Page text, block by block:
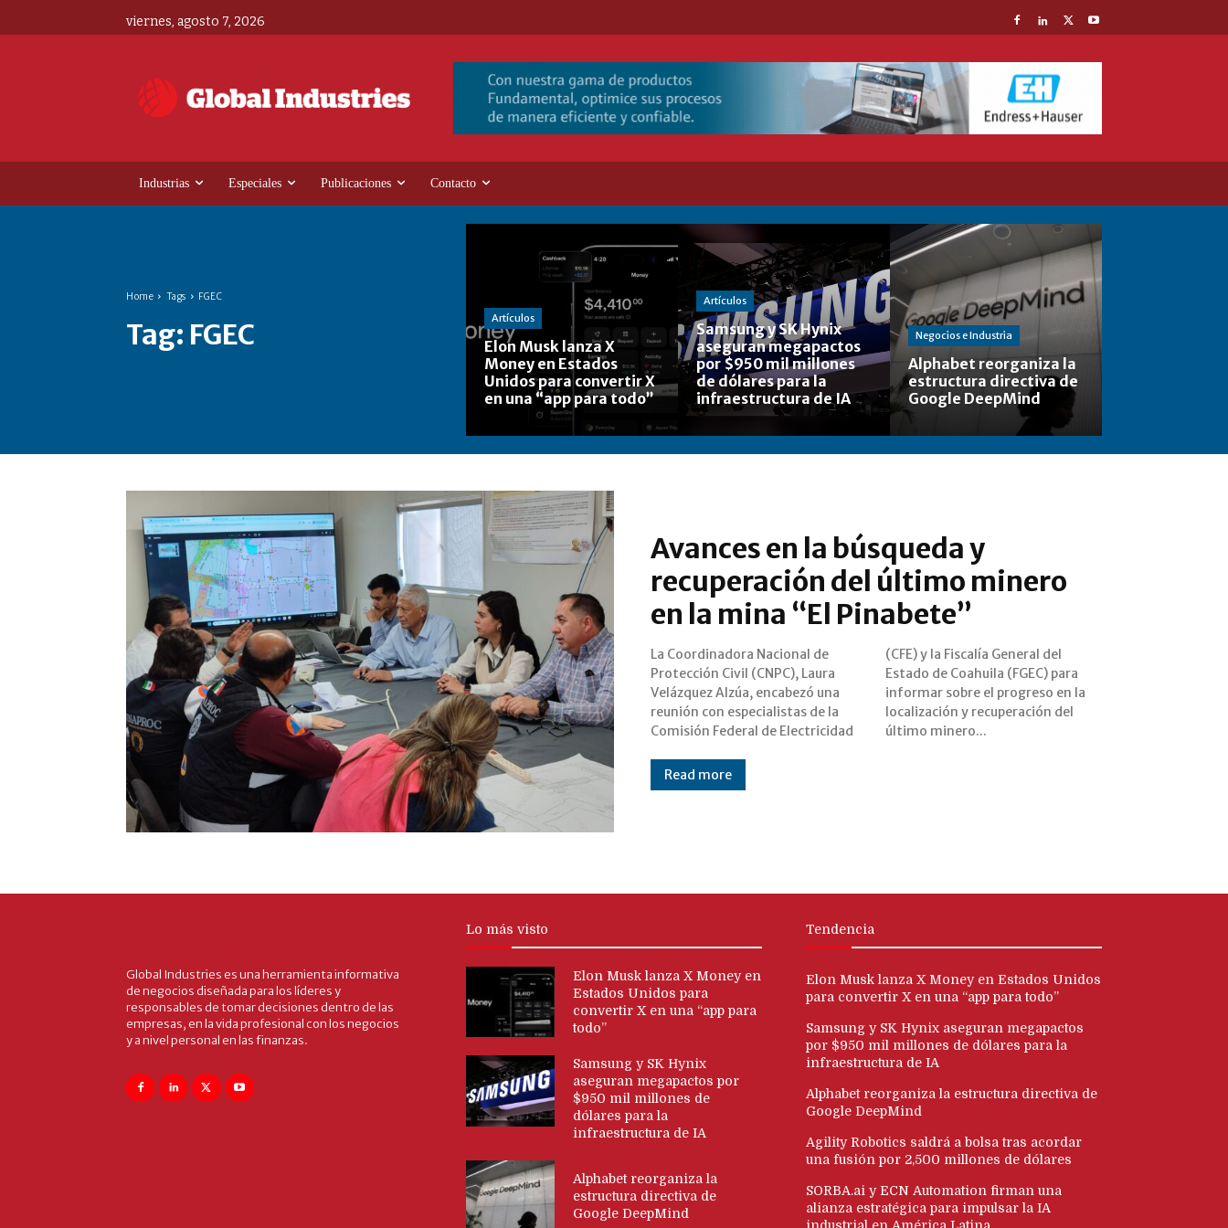
viernes, agosto 7, 2026
Industrias Especiales Publicaciones Contacto
Home Tags FGEC
Tag: FGEC Artículos
Elon Musk lanza X
Money en Estados
Unidos para convertir X
en una “app para todo”
Artículos
Samsung y SK Hynix
aseguran megapactos
por $950 mil millones
de dólares para la
infraestructura de IA
Negocios e Industria
Alphabet reorganiza la
estructura directiva de
Google DeepMind
Avances en la búsqueda y
recuperación del último minero
en la mina “El Pinabete”
La Coordinadora Nacional de
Protección Civil (CNPC), Laura
Velázquez Alzúa, encabezó una
reunión con especialistas de la
Comisión Federal de Electricidad
(CFE) y la Fiscalía General del
Estado de Coahuila (FGEC) para
informar sobre el progreso en la
localización y recuperación del
último minero...
Read more
Global Industries es una herramienta informativa
de negocios diseñada para los líderes y
responsables de tomar decisiones dentro de las
empresas, en la vida profesional con los negocios
y a nivel personal en las finanzas.
Lo más visto
Elon Musk lanza X Money en
Estados Unidos para
convertir X en una “app para
todo”
Samsung y SK Hynix
aseguran megapactos por
$950 mil millones de
dólares para la
infraestructura de IA
Alphabet reorganiza la
estructura directiva de
Google DeepMind
Tendencia
Elon Musk lanza X Money en Estados Unidos
para convertir X en una “app para todo”
Samsung y SK Hynix aseguran megapactos
por $950 mil millones de dólares para la
infraestructura de IA
Alphabet reorganiza la estructura directiva de
Google DeepMind
Agility Robotics saldrá a bolsa tras acordar
una fusión por 2,500 millones de dólares
SORBA.ai y ECN Automation firman una
alianza estratégica para impulsar la IA
industrial en América Latina